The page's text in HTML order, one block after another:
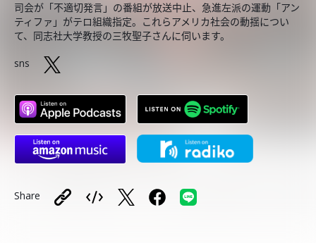
司会が「不適切発言」の番組が放送中止、急進左派の運動「アン
ティファ」がテロ組織指定。これらアメリカ社会の動揺につい
て、同志社大学教授の三牧聖子さんに伺います。
sns
Share